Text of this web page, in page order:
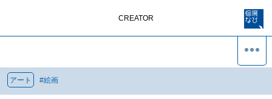
CREATOR
アート #絵画